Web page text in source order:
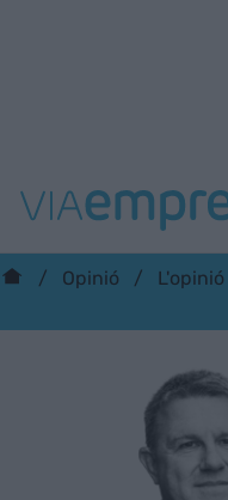
Opinió L'opinió